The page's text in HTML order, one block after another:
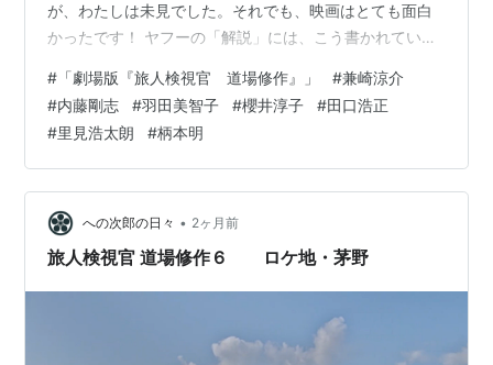
が、わたしは未見でした。それでも、映画はとても面白
かったです！ ヤフーの「解説」には、こう書かれていま
めぐる警視庁の元検死官を内藤剛志が演じるドラマシリ
ーズの劇場版で、正岡子規ゆかりの愛媛を舞台にしたサ
スペンス。松山を訪れた主人公が転落事故に遭遇したこ
とをきっかけに、20年前に東京で起きた未解決事件の真
実に迫っていく。共演は羽田美智子や櫻井淳子、田口浩
正、里見浩太朗、柄本明など。監督をドラマシリ…
# 「劇場版『旅人検視官 道場修作』」 #兼崎涼介
#内藤剛志 #羽田美智子 #櫻井淳子 #田口浩正
#里見浩太朗 #柄本明
への次郎の日々 • 2ヶ月前
旅人検視官 道場修作６ ロケ地・茅野